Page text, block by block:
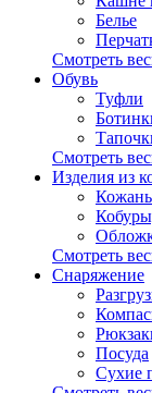
Белье
Смотреть
Обувь
Туфли
Смотреть
Изделия из
Смотреть
Снаряжение
Посуда
Сухие